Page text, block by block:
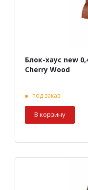
Блок-хаус new
Cherry Wood
под заказ
В корзину